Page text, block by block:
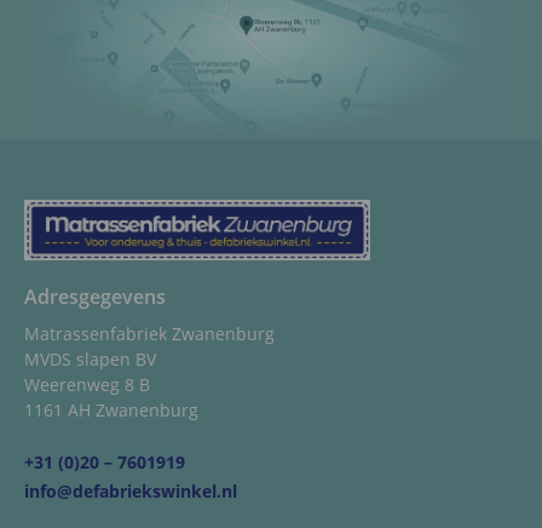
Adresgegevens
Matrassenfabriek Zwanenburg
MVDS slapen BV
Weerenweg 8 B
1161 AH Zwanenburg
+31 (0)20 – 7601919
info@defabriekswinkel.nl